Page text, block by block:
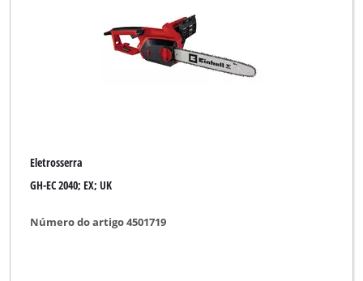
Eletrosserra
GH-EC 2040; EX; UK
Número do artigo 4501719